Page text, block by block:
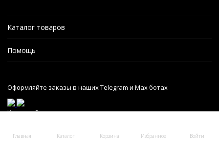
Главная Каталог Корзина Избранное Войти
Каталог товаров
Помощь
Оформляйте заказы в наших Telegram и Max ботах
Карта сайта